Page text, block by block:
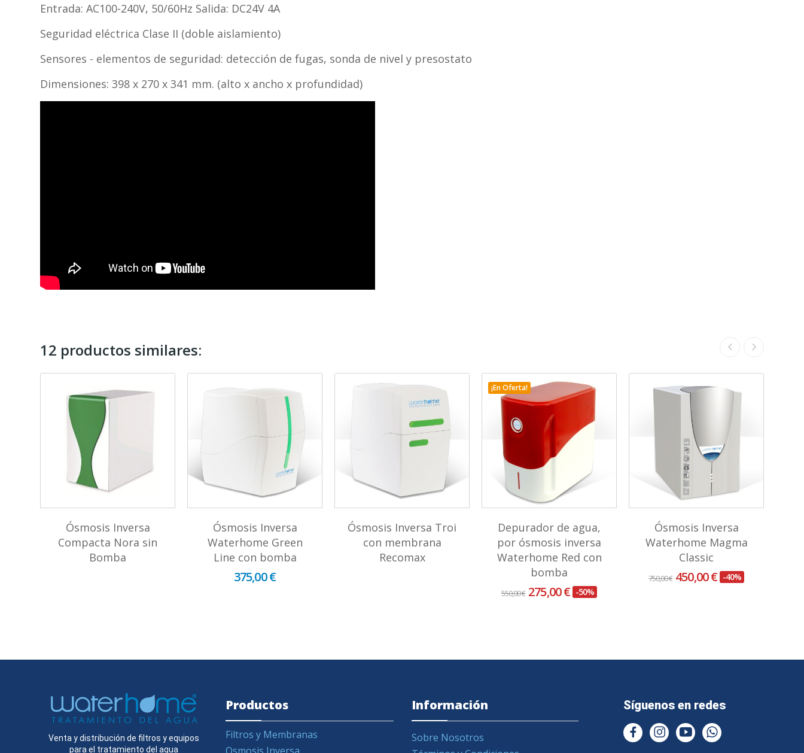
Entrada: AC100-240V, 50/60Hz Salida: DC24V 4A
Seguridad eléctrica Clase II (doble aislamiento)
Sensores - elementos de seguridad: detección de fugas, sonda de nivel y presostato
Dimensiones: 398 x 270 x 341 mm. (alto x ancho x profundidad)
12 productos similares:
Ósmosis Inversa
Compacta Nora sin
Bomba
Ósmosis Inversa
Waterhome Green
Line con bomba
375,00 €
Ósmosis Inversa Troi
con membrana
Recomax
¡En Oferta!
Depurador de agua,
por ósmosis inversa
Waterhome Red con
bomba
550,00 € 275,00 € -50%
Ósmosis Inversa
Waterhome Magma
Classic
750,00 € 450,00 € -40%
Venta y distribución de filtros y equipos
para el tratamiento del agua
Productos
Filtros y Membranas
Osmosis Inversa
Información
Sobre Nosotros
Síguenos en redes